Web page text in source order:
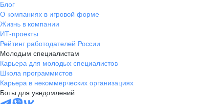
Блог
О компаниях в игровой форме
Жизнь в компании
ИТ-проекты
Рейтинг работодателей России
Молодым специалистам
Карьера для молодых специалистов
Школа программистов
Карьера в некоммерческих организациях
Боты для уведомлений